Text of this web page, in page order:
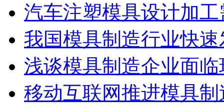
汽车注塑模具设计加
我国模具制造行业快
浅谈模具制造企业面
移动互联网推进模具